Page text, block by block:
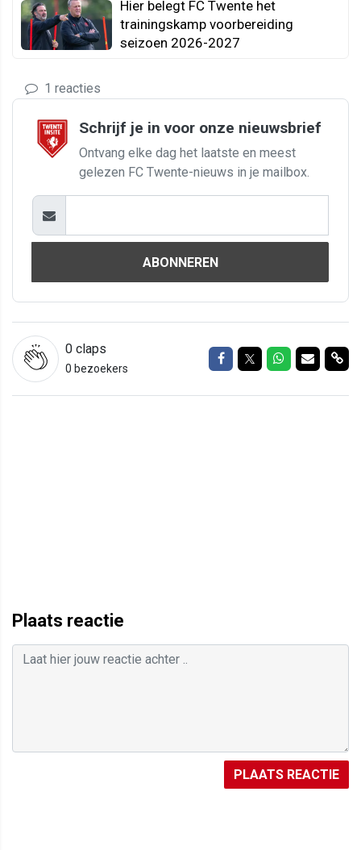
Hier belegt FC Twente het
trainingskamp voorbereiding
seizoen 2026-2027
1 reacties
Schrijf je in voor onze nieuwsbrief
Ontvang elke dag het laatste en meest
gelezen FC Twente-nieuws in je mailbox.
ABONNEREN
0 claps
0 bezoekers
Delen op Facebook
Delen op Twitter
Delen op
Delen
Plaats reactie
PLAATS REACTIE